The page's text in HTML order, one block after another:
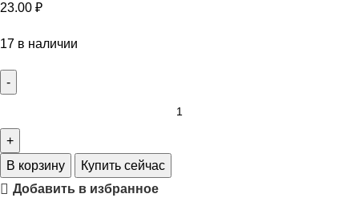
23.00 ₽
17 в наличии
В корзину
Купить сейчас
Добавить в избранное